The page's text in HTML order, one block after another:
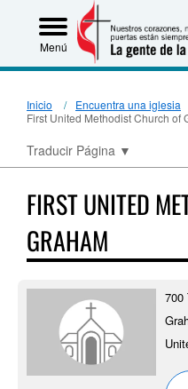
Menú
Inicio
Encuentra una iglesia
First United Methodist Church of
Traducir Página ▼
FIRST UNITED
GRAHAM
700